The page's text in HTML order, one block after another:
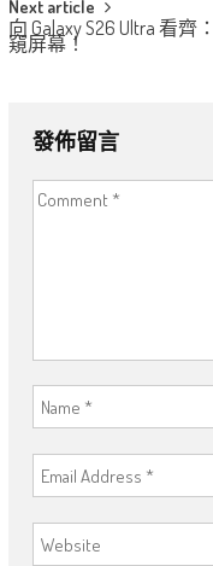
Next article
向 Galaxy S26 Ultra 看
窺屏幕！
發佈留言